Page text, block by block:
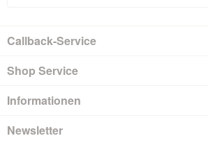
Callback-Service
Shop Service
Informationen
Newsletter